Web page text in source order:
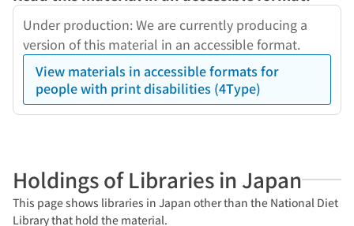
Under production: We are currently producing a
version of this material in an accessible format.
View materials in accessible formats for
people with print disabilities (4Type)
Holdings of Libraries in Japan
This page shows libraries in Japan other than the National Diet
Library that hold the material.